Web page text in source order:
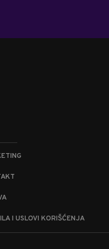
I USLOVI KORIŠĆENJA